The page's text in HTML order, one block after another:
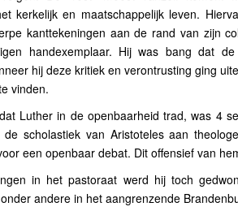
kerkelijk en maatschappelijk leven.
kanttekeningen aan de rand van zijn
handexemplaar. Hij was bang dat
hij deze kritiek en verontrusting ging
vinden.
Luther in de openbaarheid trad, was 4
de scholastiek van Aristoteles aan
een openbaar debat. Dit offensief van
in het pastoraat werd hij toch
andere in het aangrenzende